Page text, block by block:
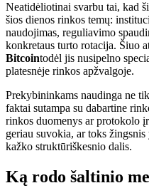
Neatidėliotinai svarbu tai, kad
šios dienos rinkos temų:
naudojimas, reguliavimo
konkretaus turto rotacija. Šiuo
Bitcointodėl jis nusipelno
platesnėje rinkos apžvalgoje.
Prekybininkams naudinga ne
faktai sutampa su dabartine
rinkos duomenys ar protokolo
geriau suvokia, ar toks
kažko struktūriškesnio dalis.
Ką rodo šaltinio